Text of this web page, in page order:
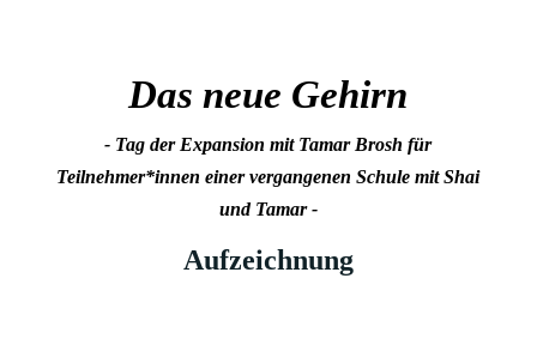
Das neue Gehirn
- Tag der Expansion mit Tamar Brosh für
Teilnehmer*innen einer vergangenen Schule mit Shai
und Tamar -
Aufzeichnung